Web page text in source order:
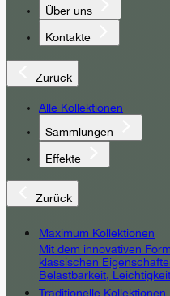
Über uns
Kontakte
Zurück
Alle Kollektionen
Sammlungen
Effekte
Zurück
Maximum Kollektionen
Mit dem innovativen
klassischen
Belastbarkeit,
Traditionelle Kollektionen